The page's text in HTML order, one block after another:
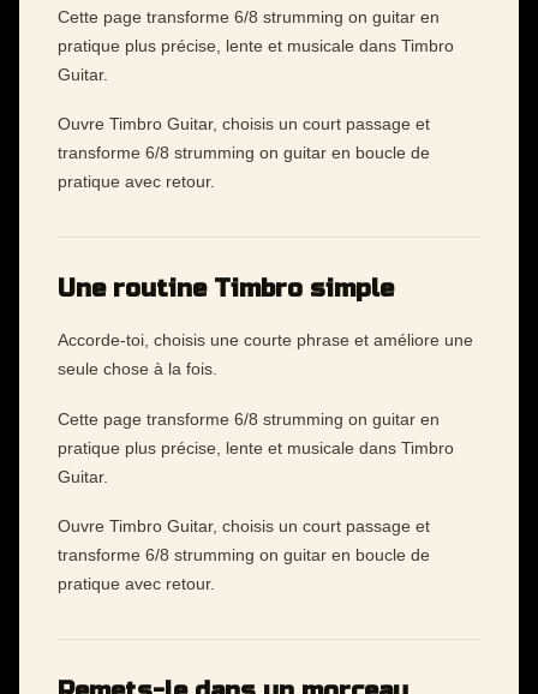
Cette page transforme 6/8 strumming on guitar en
pratique plus précise, lente et musicale dans Timbro
Guitar.
Ouvre Timbro Guitar, choisis un court passage et
transforme 6/8 strumming on guitar en boucle de
pratique avec retour.
Une routine Timbro simple
Accorde-toi, choisis une courte phrase et améliore une
seule chose à la fois.
Cette page transforme 6/8 strumming on guitar en
pratique plus précise, lente et musicale dans Timbro
Guitar.
Ouvre Timbro Guitar, choisis un court passage et
transforme 6/8 strumming on guitar en boucle de
pratique avec retour.